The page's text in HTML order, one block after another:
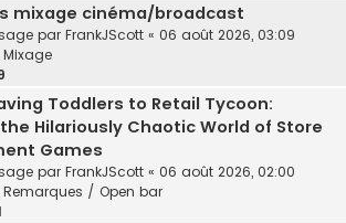
mixage cinéma/broadcast
par FrankJScott « 06 août 2026, 03:09
Mixage
Toddlers to Retail Tycoon:
Hilariously Chaotic World of Store
Games
par FrankJScott « 06 août 2026, 02:00
Remarques / Open bar